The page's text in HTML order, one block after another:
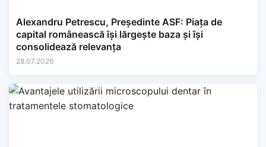
Alexandru Petrescu, Președinte ASF: Piața de
capital românească își lărgește baza și își
consolidează relevanța
28.07.2026